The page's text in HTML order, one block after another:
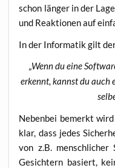
schon län­ger in der
und Reak­tio­nen auf
In der Infor­ma­tik gilt
„Wenn du eine
erkennt, kannst du auch
Neben­bei bemerkt
klar, dass jedes
von z.B. mensch­li­cher
Gesich­tern basiert,